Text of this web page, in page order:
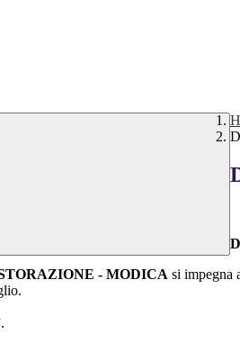
- MODICA si impegna